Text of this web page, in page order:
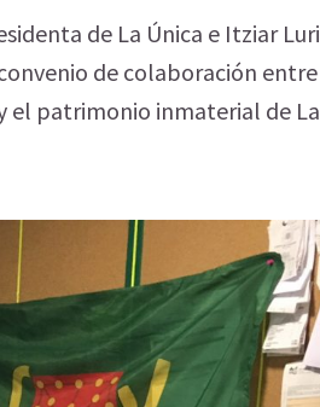
de La Única e Itziar Luri
de colaboración entre
el patrimonio inmaterial de La